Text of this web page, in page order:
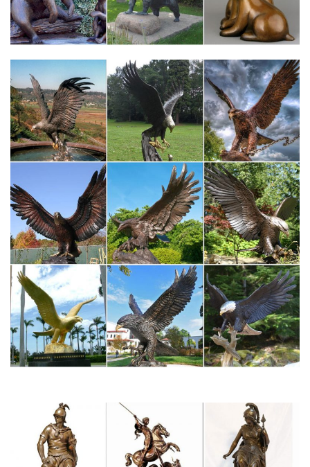
Фламбер – правильное место для Ваших фотографий!
На нашем сервере произошла ошибка. Приносим свои
Попробуйте обновить страницу через несколько минут.
Музей на набережной Бранли в Париже – фотографии,
описания…
Музей Бранли, сие сакральное сооружение для таинственных
предметов древних цивилизаций, представляет 3500
экземпляров постоянной экспозиции.Королевский музей
изящных искусств, Антверпен.
yaltatv.com.ua/programs
biletomsk.ru/c
Подарки на Новый год для мужчин!
montenegro-today.com/rus/adv/other/2
leila-tyler.kiss2lovely.ru/en
Цены на услуги медцентра.
Музей искусств и ремёсел | На 15% дешевле!
Музей искусств и ремёсел, находящийся во французской
такой обширной выставки привели к тому, что в 1798 году
музейВзрослый: 8 (цены уточнять на сайте) €.